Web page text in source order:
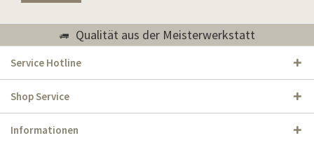
Qualität aus der Meisterwerkstatt
Service Hotline
Shop Service
Informationen